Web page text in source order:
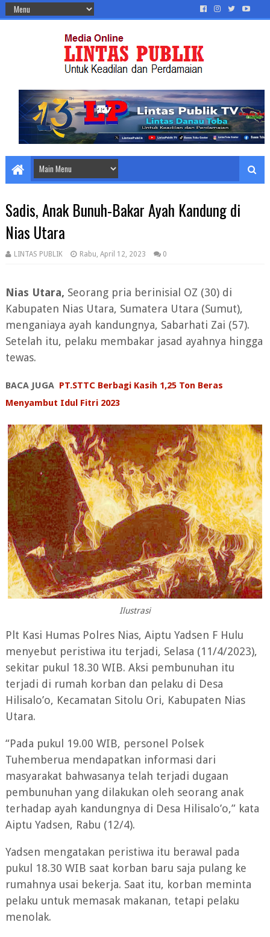
Sadis, Anak Bunuh-Bakar Ayah Kandung di
Nias Utara
LINTAS PUBLIK Rabu, April 12, 2023 0
Nias Utara, Seorang pria berinisial OZ (30) di
Kabupaten Nias Utara, Sumatera Utara (Sumut),
menganiaya ayah kandungnya, Sabarhati Zai (57).
Setelah itu, pelaku membakar jasad ayahnya hingga
tewas.
BACA JUGA PT.STTC Berbagi Kasih 1,25 Ton Beras
Menyambut Idul Fitri 2023
Ilustrasi
Plt Kasi Humas Polres Nias, Aiptu Yadsen F Hulu
menyebut peristiwa itu terjadi, Selasa (11/4/2023),
sekitar pukul 18.30 WIB. Aksi pembunuhan itu
terjadi di rumah korban dan pelaku di Desa
Hilisalo’o, Kecamatan Sitolu Ori, Kabupaten Nias
Utara.
“Pada pukul 19.00 WIB, personel Polsek
Tuhemberua mendapatkan informasi dari
masyarakat bahwasanya telah terjadi dugaan
pembunuhan yang dilakukan oleh seorang anak
terhadap ayah kandungnya di Desa Hilisalo’o,” kata
Aiptu Yadsen, Rabu (12/4).
Yadsen mengatakan peristiwa itu berawal pada
pukul 18.30 WIB saat korban baru saja pulang ke
rumahnya usai bekerja. Saat itu, korban meminta
pelaku untuk memasak makanan, tetapi pelaku
menolak.